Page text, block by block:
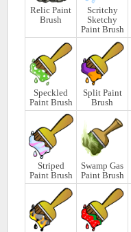
Relic Paint
Brush
Scritchy
Sketchy
Paint Brush
Speckled
Paint Brush
Split Paint
Brush
Striped
Paint Brush
Swamp Gas
Paint Brush